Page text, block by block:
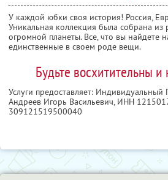
У каждой юбки своя история! Россия,
Уникальная коллекция была собрана из
огромной планеты. Все, что вы найдете
единственные в своем роде вещи.
Будьте восхитительны
Услуги предоставляет:
Андреев Игорь Васильевич, ИНН
309121519500040